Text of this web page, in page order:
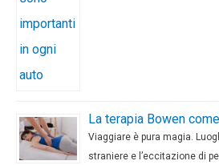
La terapia Bowen
Viaggiare è pura magia.
straniere e l’eccitazione di